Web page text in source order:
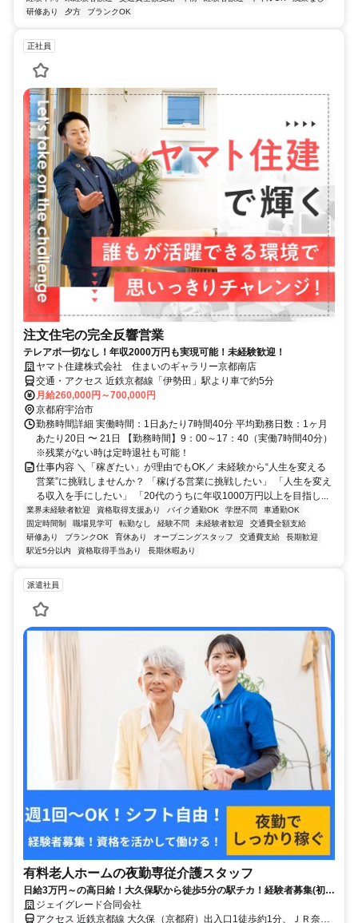
研修あり
夕方 ブランクOK
正社員
注文住宅の完全反響営業
テレアポ一切なし！年収2000万円も実現可能！未経験歓迎！
ヤマト住建株式会社 住まいのギャラリー京都南店
交通・アクセス 近鉄京都線「伊勢田」駅より車で約5分
月給260,000円～700,000円
京都府宇治市
勤務時間詳細 実働時間：1日あたり7時間40分 平均勤務日数：1ヶ月
あたり20日 〜 21日 【勤務時間】9：00～17：40（実働7時間40分）
※残業がない時は定時退社も可能！
仕事内容 ＼「稼ぎたい」が理由でもOK／ 未経験から“人生を変える
営業”に挑戦しませんか？ 「稼げる営業に挑戦したい」 「人生を変え
る収入を手にしたい」 「20代のうちに年収1000万円以上を目指し...
業界未経験者歓迎 資格取得支援あり バイク通勤OK 学歴不問
車通勤OK
固定時間制
職場見学可 転勤なし 経験不問 未経験者歓迎
交通費全額支給
研修あり
ブランクOK 育休あり オープニングスタッフ 交通費支給
長期歓迎
駅近5分以内
資格取得手当あり 長期休暇あり
派遣社員
有料老人ホームの夜勤専従介護スタッフ
日給3万円～の高日給！大久保駅から徒歩5分の駅チカ！経験者募集(初任
者研修以上)！
ジェイグレード合同会社
アクセス 近鉄京都線 大久保（京都府）出入口1徒歩約1分、ＪＲ奈良